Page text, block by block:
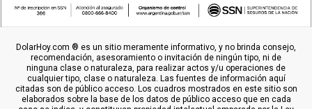
DolarHoy.com ® es un sitio meramente informativo, y no brinda consejo,
recomendación, asesoramiento o invitación de ningún tipo, ni de
ninguna clase o naturaleza, para realizar actos y/u operaciones de
cualquier tipo, clase o naturaleza. Las fuentes de información aquí
citadas son de público acceso. Los cuadros mostrados en este sitio son
elaborados sobre la base de los datos de público acceso que en cada